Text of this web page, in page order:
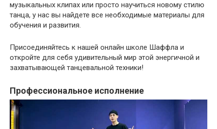
музыкальных клипах или просто научиться новому стилю
танца, у нас вы найдете все необходимые материалы для
обучения и развития.
Присоединяйтесь к нашей онлайн школе Шаффла и
откройте для себя удивительный мир этой энергичной и
захватывающей танцевальной техники!
Профессиональное исполнение